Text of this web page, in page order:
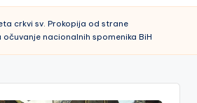
crkvi sv. Prokopija od strane
nacionalnih spomenika BiH